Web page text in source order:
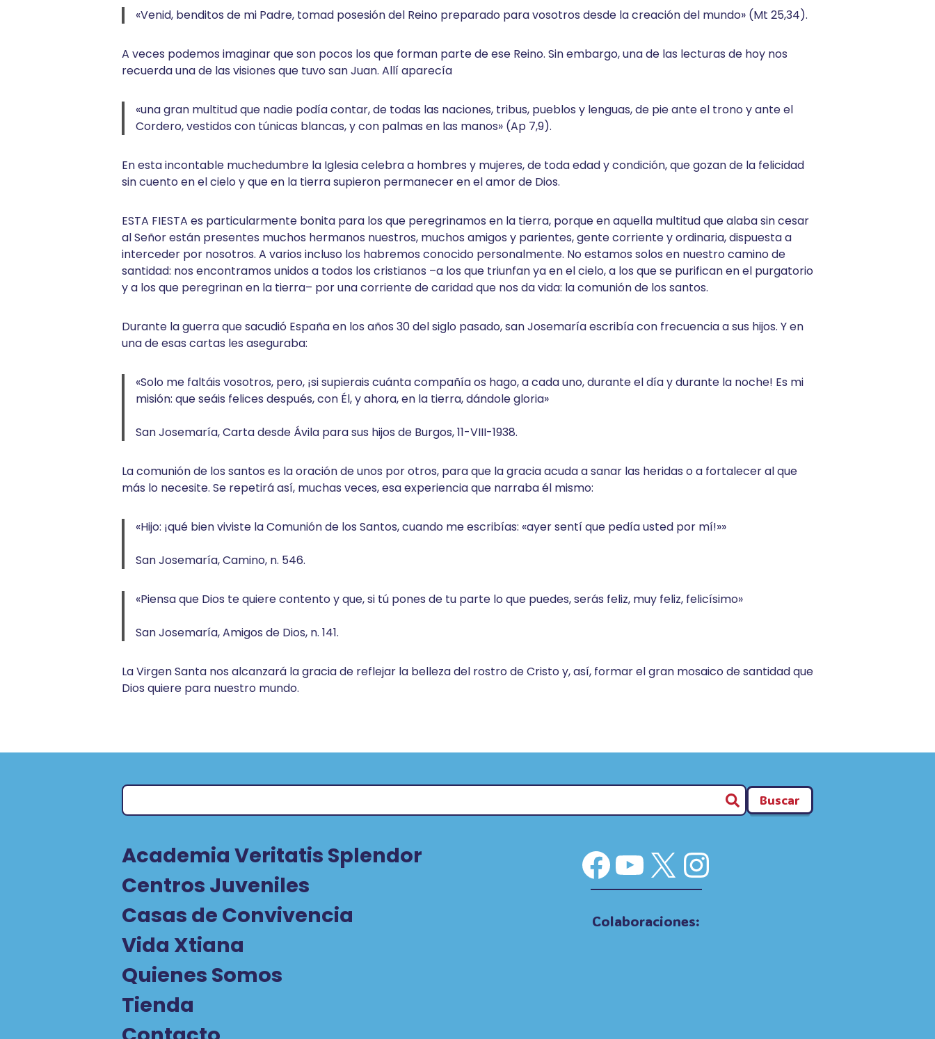
«Venid, benditos de mi Padre, tomad posesión del Reino preparado para vosotros desde la creación del mundo» (Mt 25,34).
A veces podemos imaginar que son pocos los que forman parte de ese Reino. Sin embargo, una de las lecturas de hoy nos
recuerda una de las visiones que tuvo san Juan. Allí aparecía
«una gran multitud que nadie podía contar, de todas las naciones, tribus, pueblos y lenguas, de pie ante el trono y ante el
Cordero, vestidos con túnicas blancas, y con palmas en las manos» (Ap 7,9).
En esta incontable muchedumbre la Iglesia celebra a hombres y mujeres, de toda edad y condición, que gozan de la felicidad
sin cuento en el cielo y que en la tierra supieron permanecer en el amor de Dios.
ESTA FIESTA es particularmente bonita para los que peregrinamos en la tierra, porque en aquella multitud que alaba sin cesar
al Señor están presentes muchos hermanos nuestros, muchos amigos y parientes, gente corriente y ordinaria, dispuesta a
interceder por nosotros. A varios incluso los habremos conocido personalmente. No estamos solos en nuestro camino de
santidad: nos encontramos unidos a todos los cristianos –a los que triunfan ya en el cielo, a los que se purifican en el purgatorio
y a los que peregrinan en la tierra– por una corriente de caridad que nos da vida: la comunión de los santos.
Durante la guerra que sacudió España en los años 30 del siglo pasado, san Josemaría escribía con frecuencia a sus hijos. Y en
una de esas cartas les aseguraba:
«Solo me faltáis vosotros, pero, ¡si supierais cuánta compañía os hago, a cada uno, durante el día y durante la noche! Es mi
misión: que seáis felices después, con Él, y ahora, en la tierra, dándole gloria»
San Josemaría, Carta desde Ávila para sus hijos de Burgos, 11-VIII-1938.
La comunión de los santos es la oración de unos por otros, para que la gracia acuda a sanar las heridas o a fortalecer al que
más lo necesite. Se repetirá así, muchas veces, esa experiencia que narraba él mismo:
«Hijo: ¡qué bien viviste la Comunión de los Santos, cuando me escribías: «ayer sentí que pedía usted por mí!»»
San Josemaría, Camino, n. 546.
«Piensa que Dios te quiere contento y que, si tú pones de tu parte lo que puedes, serás feliz, muy feliz, felicísimo»
San Josemaría, Amigos de Dios, n. 141.
La Virgen Santa nos alcanzará la gracia de reflejar la belleza del rostro de Cristo y, así, formar el gran mosaico de santidad que
Dios quiere para nuestro mundo.
Buscar
Academia Veritatis Splendor
Centros Juveniles
Casas de Convivencia
Vida Xtiana
Quienes Somos
Tienda
Facebook
YouTube
X Instagram
Colaboraciones: